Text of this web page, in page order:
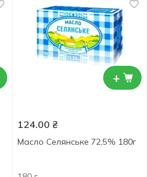
+
124.00 ₴
Масло Селянське 72,5% 180г